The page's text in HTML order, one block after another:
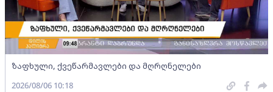
ზაფხული, ქვეწარმავლები და მღრღნელები
2026/08/06 10:18